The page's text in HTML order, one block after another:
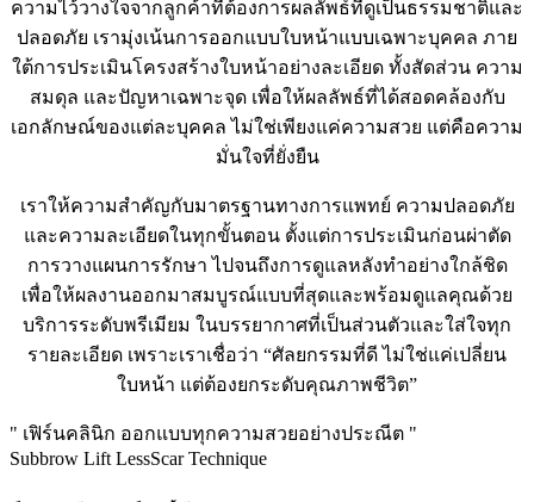
ความไว้วางใจจากลูกค้าที่ต้องการผลลัพธ์ที่ดูเป็นธรรมชาติและ
ปลอดภัย เรามุ่งเน้นการออกแบบใบหน้าแบบเฉพาะบุคคล ภาย
ใต้การประเมินโครงสร้างใบหน้าอย่างละเอียด ทั้งสัดส่วน ความ
สมดุล และปัญหาเฉพาะจุด เพื่อให้ผลลัพธ์ที่ได้สอดคล้องกับ
เอกลักษณ์ของแต่ละบุคคล ไม่ใช่เพียงแค่ความสวย แต่คือความ
มั่นใจที่ยั่งยืน
เราให้ความสำคัญกับมาตรฐานทางการแพทย์ ความปลอดภัย
และความละเอียดในทุกขั้นตอน ตั้งแต่การประเมินก่อนผ่าตัด
การวางแผนการรักษา ไปจนถึงการดูแลหลังทำอย่างใกล้ชิด
เพื่อให้ผลงานออกมาสมบูรณ์แบบที่สุดและพร้อมดูแลคุณด้วย
บริการระดับพรีเมียม ในบรรยากาศที่เป็นส่วนตัวและใส่ใจทุก
รายละเอียด เพราะเราเชื่อว่า “ศัลยกรรมที่ดี ไม่ใช่แค่เปลี่ยน
ใบหน้า แต่ต้องยกระดับคุณภาพชีวิต”
" เฟิร์นคลินิก ออกแบบทุกความสวยอย่างประณีต "
Subbrow Lift LessScar Technique